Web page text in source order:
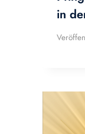
in